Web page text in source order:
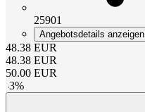
25901
Angebotsdetails anzeigen
48.38 EUR
48.38 EUR
50.00 EUR
-3%